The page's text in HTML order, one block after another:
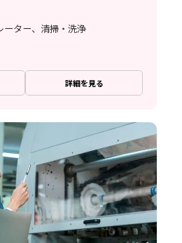
ーター、清掃・洗浄
詳細を見る